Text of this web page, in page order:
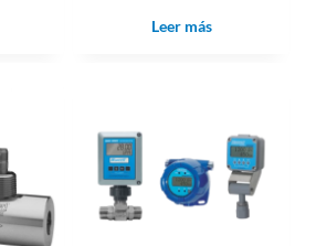
Leer más